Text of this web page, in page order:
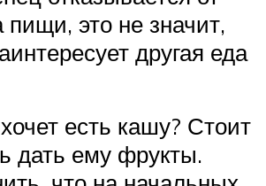
пищи, это не значит,
другая еда
есть кашу? Стоит
дать ему фрукты.